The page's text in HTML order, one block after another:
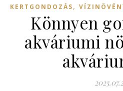
KERTGONDOZÁS,
Könnyen
akváriumi